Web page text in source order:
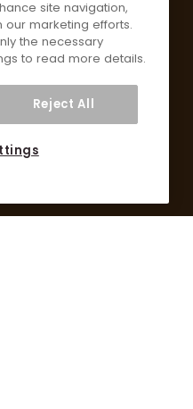
A/S
3. sal.
Strand
site navigation,
our marketing efforts.
the necessary
to read more details.
Reject All